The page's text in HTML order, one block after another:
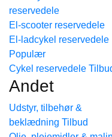
reservedele
El-scooter reservedele
El-ladcykel reservedele
Cykel reservedele
Andet
Udstyr, tilbehør &
beklædning